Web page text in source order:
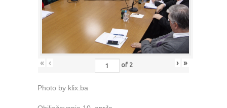
« ‹ of 2 › »
Photo by klix.ba